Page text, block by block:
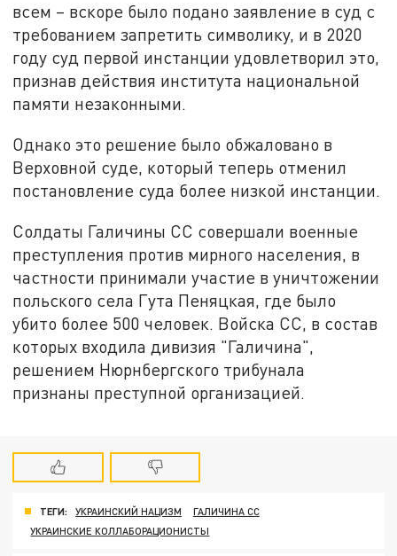
всем – вскоре было подано заявление в суд с
требованием запретить символику, и в 2020
году суд первой инстанции удовлетворил это,
признав действия института национальной
памяти незаконными.
Однако это решение было обжаловано в
Верховной суде, который теперь отменил
постановление суда более низкой инстанции.
Солдаты Галичины СС совершали военные
преступления против мирного населения, в
частности принимали участие в уничтожении
польского села Гута Пеняцкая, где было
убито более 500 человек. Войска СС, в состав
которых входила дивизия "Галичина",
решением Нюрнбергского трибунала
признаны преступной организацией.
ТЕГИ: УКРАИНСКИЙ НАЦИЗМ
ГАЛИЧИНА СС
УКРАИНСКИЕ КОЛЛАБОРАЦИОНИСТЫ